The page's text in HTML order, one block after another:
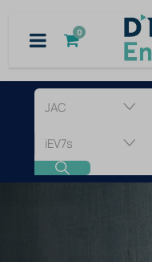
0
Laadpaal
voor
JAC